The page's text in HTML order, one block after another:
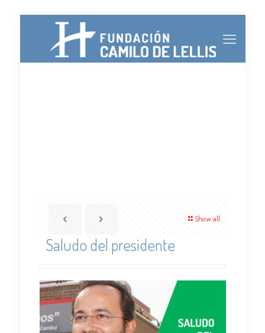
Show all
Saludo del presidente